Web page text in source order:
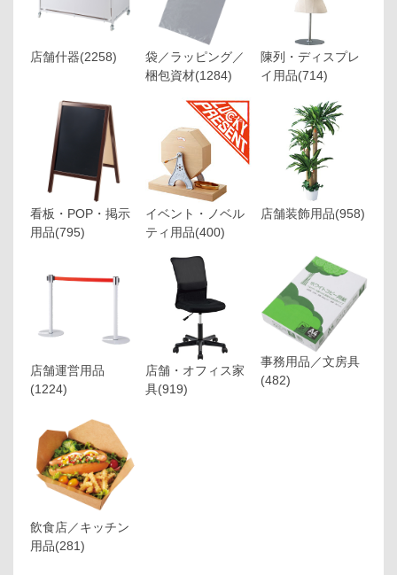
店舗什器(2258)
袋／ラッピング／
梱包資材(1284)
陳列・ディスプレ
イ用品(714)
看板・POP・掲示
用品(795)
イベント・ノベル
ティ用品(400)
店舗装飾用品(958)
店舗運営用品
(1224)
店舗・オフィス家
具(919)
事務用品／文房具
(482)
飲食店／キッチン
用品(281)